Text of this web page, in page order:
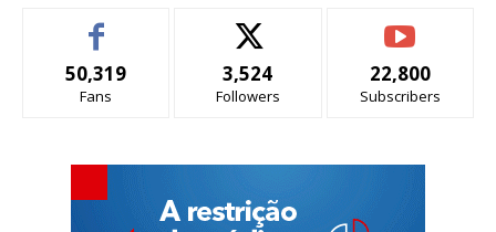
50,319
Fans
3,524
Followers
22,800
Subscribers